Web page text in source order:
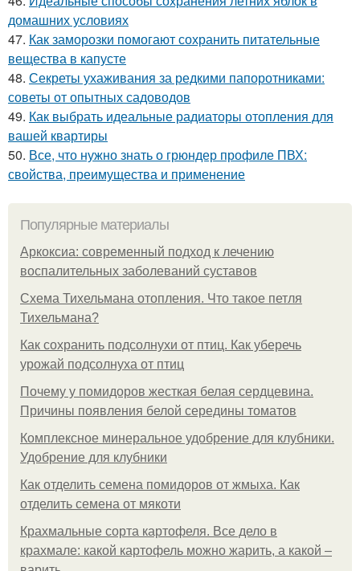
домашних условиях
47. Как заморозки помогают сохранить питательные
вещества в капусте
48. Секреты ухаживания за редкими папоротниками:
советы от опытных садоводов
49. Как выбрать идеальные радиаторы отопления для
вашей квартиры
50. Все, что нужно знать о грюндер профиле ПВХ:
свойства, преимущества и применение
Популярные материалы
Аркоксиа: современный подход к лечению
воспалительных заболеваний суставов
Схема Тихельмана отопления. Что такое петля
Тихельмана?
Как сохранить подсолнухи от птиц. Как уберечь
урожай подсолнуха от птиц
Почему у помидоров жесткая белая сердцевина.
Причины появления белой середины томатов
Комплексное минеральное удобрение для клубники.
Удобрение для клубники
Как отделить семена помидоров от жмыха. Как
отделить семена от мякоти
Крахмальные сорта картофеля. Все дело в
крахмале: какой картофель можно жарить, а какой –